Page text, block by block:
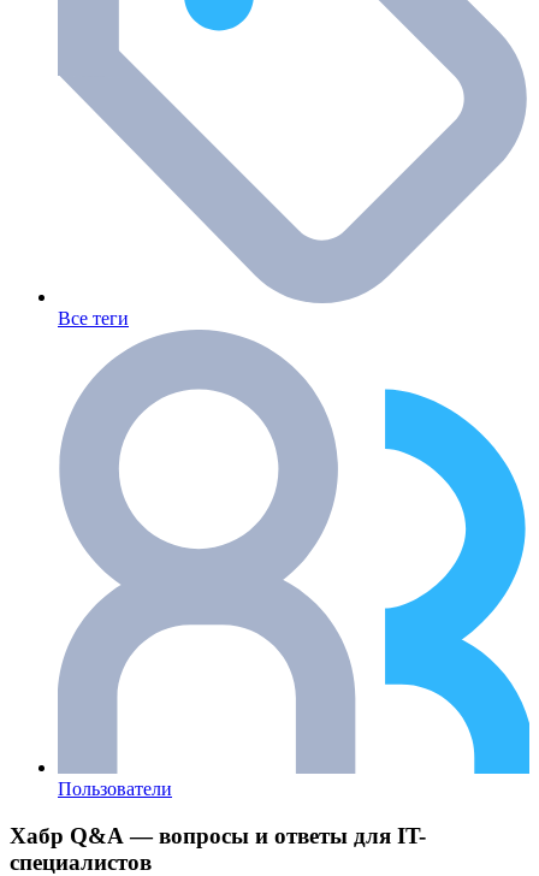
Все теги
Пользователи
Хабр Q&A — вопросы и ответы для IT-
специалистов